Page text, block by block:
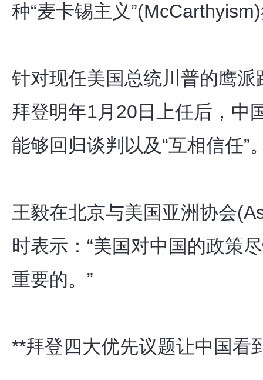
种“麦卡锡主义
针对现任美国总统川普的鹰
拜登明年1月20日上任后，中
能够回归谈判以及“互相信任”
王毅在北京与美国亚洲协会
时表示：“美国对中国的政策
重要的。”
**拜登四大优先议题让中国看